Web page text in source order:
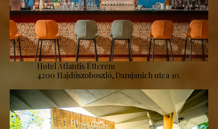
Hotel Atlantis Étterem
4200 Hajdúszoboszló, Damjanich utca 10.